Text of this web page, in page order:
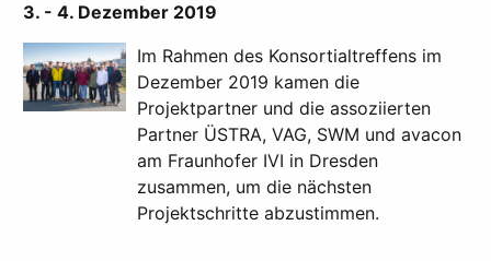
3. - 4. Dezember 2019
Im Rahmen des Konsortialtreffens im
Dezember 2019 kamen die
Projektpartner und die assoziierten
Partner ÜSTRA, VAG, SWM und avacon
am Fraunhofer IVI in Dresden
zusammen, um die nächsten
Projektschritte abzustimmen.